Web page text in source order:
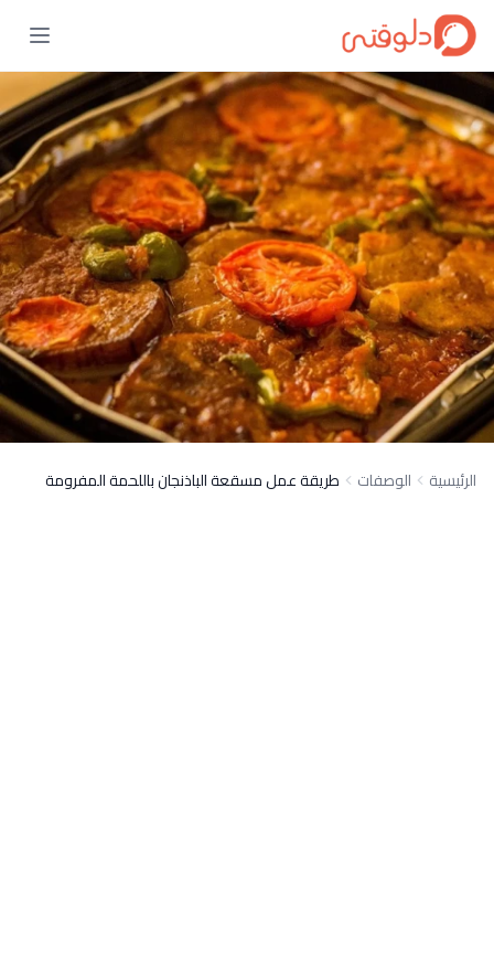
الرئيسية الوصفات طريقة عمل مسقعة الباذنجان باللحمة المفرومة